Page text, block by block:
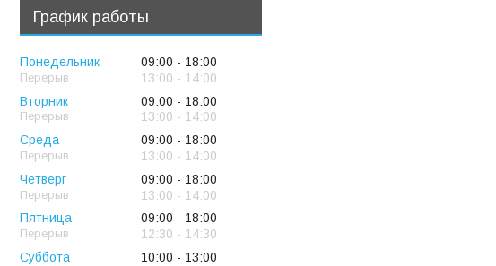
График работы
Понедельник 09:00
18:00
13:00
14:00
Вторник
09:00
18:00
13:00
14:00
Среда
09:00
18:00
13:00
14:00
Четверг
09:00
18:00
13:00
14:00
Пятница
09:00
18:00
12:30
14:30
Суббота
10:00
13:00